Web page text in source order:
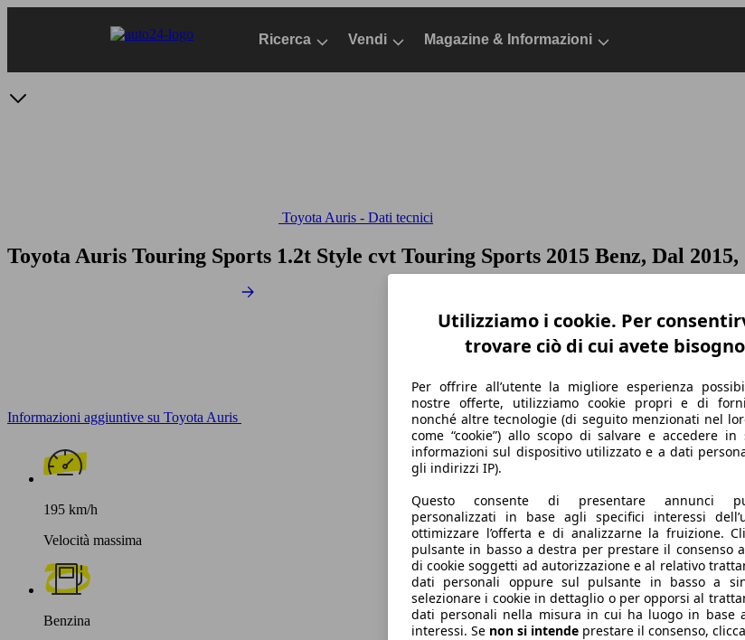
Ricerca Vendi Magazine & Informazioni
Toyota Auris - Dati tecnici
Toyota Auris Touring Sports 1.2t Style cvt Touring Sports 2015 Benz, Dal
Informazioni aggiuntive su Toyota Auris
195 km/h
Velocità massima
Benzina
Utilizziamo i cookie. Per
trovare ciò di cui avete
Per offrire all’utente la migliore esperienza
nostre offerte, utilizziamo cookie propri e di
nonché altre tecnologie (di seguito menzionati nel
come “cookie”) allo scopo di salvare e accedere in
informazioni sul dispositivo utilizzato e a dati
gli indirizzi IP).
Questo consente di presentare annunci
personalizzati in base agli specifici interessi
ottimizzare l’offerta e di analizzarne la fruizione.
pulsante in basso a destra per prestare il consenso
di cookie soggetti ad autorizzazione e al relativo
dati personali oppure sul pulsante in basso a
selezionare i cookie in dettaglio o per opporsi al
dati personali nella misura in cui ha luogo in base
interessi. Se non si intende prestare il consenso,